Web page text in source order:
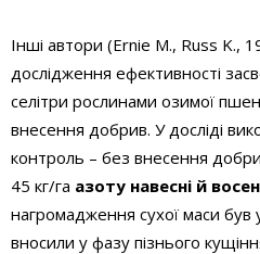
Інші автори (Ernie M., Russ K.,
дослідження ефективності
селітри рослинами озимої
внесення добрив. У досліді
контроль – без внесення
45 кг/га азоту навесні й
нагромадження сухої маси був
вносили у фазу пізнього